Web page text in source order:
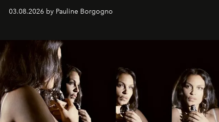
03.08.2026 by Pauline Borgogno